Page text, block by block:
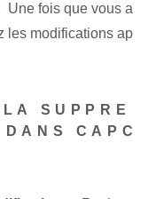
‌ Une fois que vous a
les modifications ap
SUPPRE
CAPC